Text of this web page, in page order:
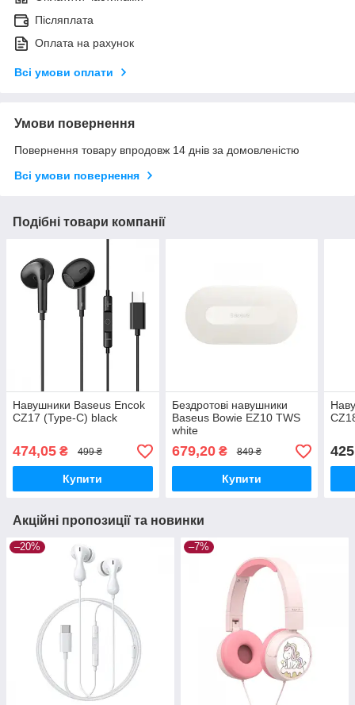
Післяплата
Оплата на рахунок
Всі умови оплати
Умови повернення
Повернення товару впродовж 14 днів за домовленістю
Всі умови повернення
Подібні товари компанії
Навушники Baseus Encok
CZ17 (Type-C) black
474,05 ₴ 499 ₴
Купити
Бездротові навушники
Baseus Bowie EZ10 TWS
white
679,20₴ 849 ₴
Купити
425
Акційні пропозиції та новинки
–20% –7%